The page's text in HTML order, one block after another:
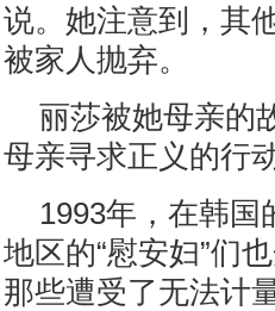
说。她注意到，其
被家人抛弃。
丽莎被她母亲的
母亲寻求正义的行
1993年，在韩国
地区的“慰安妇”们
那些遭受了无法计